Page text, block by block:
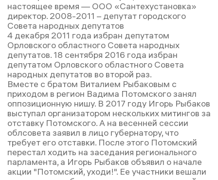
настоящее время — ООО «Сантехустановка»
директор. 2008-2011 – депутат городского
Совета народных депутатов
4 декабря 2011 года избран депутатом
Орловского областного Совета народных
депутатов. 18 сентября 2016 года избран
депутатом Орловского областного Совета
народных депутатов во второй раз.
Вместе с братом Виталием Рыбаковым с
приходом в регион Вадима Потомского занял
оппозиционную нишу. В 2017 году Игорь Рыбаков
выступал организатором нескольких митингов за
отставку Потомского. А на весенней сессии
облсовета заявил в лицо губернатору, что
требует его отставки. После этого Потомский
перестал ходить на заседания регионального
парламента, а Игорь Рыбаков объявил о начале
акции "Потомский, уходи!". Ее участники вешали